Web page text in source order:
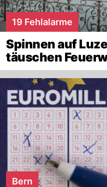
19 Fehlalarme
Spinnen auf
täuschen
Bern